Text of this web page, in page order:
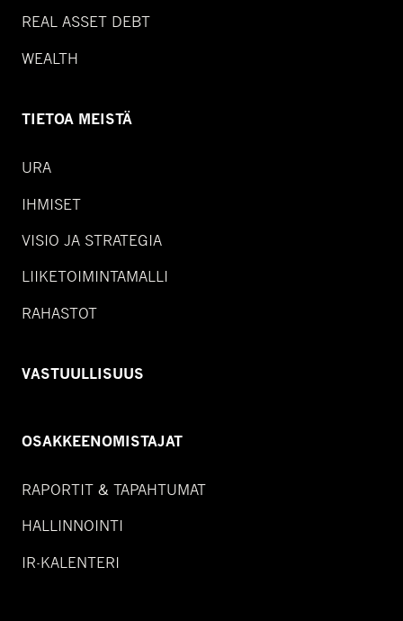
REAL ASSET DEBT
WEALTH
TIETOA MEISTÄ
URA
IHMISET
VISIO JA STRATEGIA
LIIKETOIMINTAMALLI
RAHASTOT
VASTUULLISUUS
OSAKKEENOMISTAJAT
RAPORTIT & TAPAHTUMAT
HALLINNOINTI
IR-KALENTERI